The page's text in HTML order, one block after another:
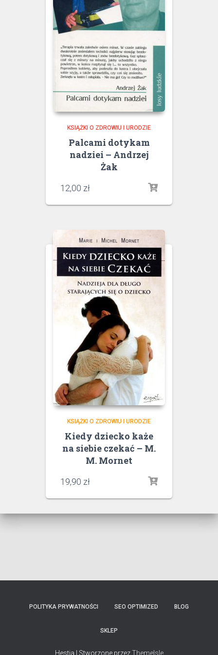
KSIĄŻKI O ZDROWIU I URODZIE
Palcami dotykam
nadziei – Andrzej
Żak
12,00 zł
KSIĄŻKI O ZDROWIU I URODZIE
Kiedy dziecko każe
na siebie czekać – M.
M. Mornet
19,90 zł
POLITYKA PRYWATNOŚCI SEO OPTIMIZED BLOG
SKLEP
Hestia | Stworzone przezThemeIsle